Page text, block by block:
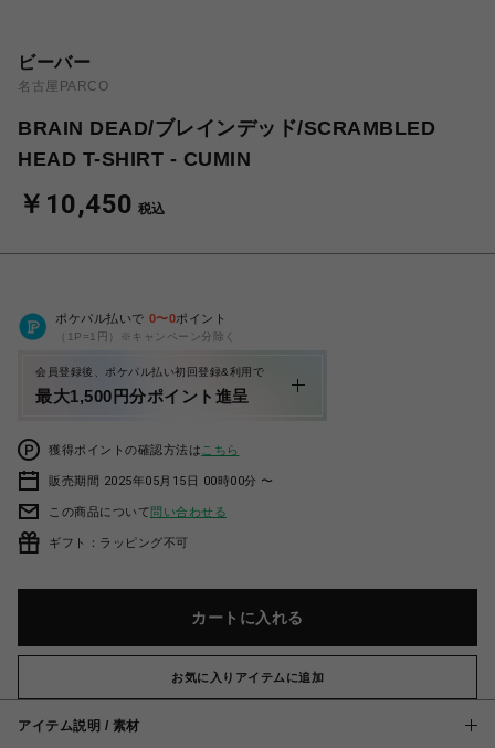
ビーバー
名古屋PARCO
BRAIN DEAD/ブレインデッド/SCRAMBLED
HEAD T-SHIRT - CUMIN
￥10,450 税込
ポケパル払いで 0〜0ポイント
（1P=1円）※キャンペーン分除く
会員登録後、ポケパル払い初回登録&利用で
最大1,500円分ポイント進呈
獲得ポイントの確認方法は こちら
販売期間 2025年05月15日 00時00分 〜
この商品について問い合わせる
ギフト：ラッピング不可
カートに入れる
お気に入りアイテムに追加
アイテム説明 / 素材